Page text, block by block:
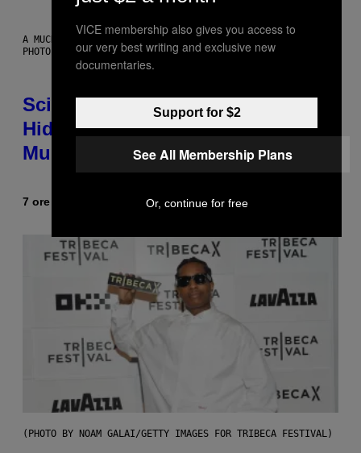
A MUCH, MUCH OLDER CHILEAN MUMMY THAN THOSE IN QUESTION.
PHOTO: MARTIN BERNETTI/AFP VIA GETTY IMAGES
Scientists Found Smallpox DNA
Hidden in 500-Year-Old Chilean
Mummies
7 ore fa
(PHOTO BY NOAM GALAI/GETTY IMAGES FOR TRIBECA FESTIVAL)
VICE membership also gives you access to
our very best writing and exclusive new
documentaries.
Support for $2
See All Membership Plans
Or, continue for free